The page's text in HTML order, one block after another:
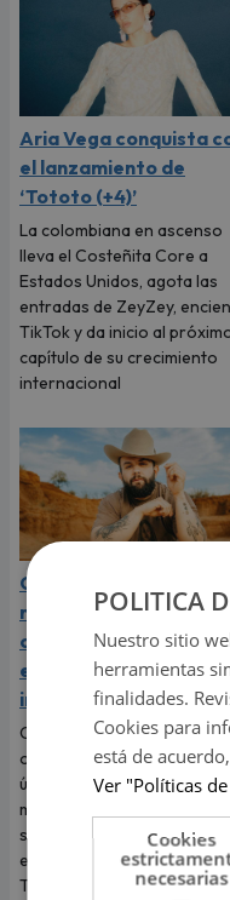
Aria Vega conquista
el lanzamiento de
‘Tototo (+4)’
La colombiana en ascenso
lleva el Costeñita Core a
Estados Unidos, agota las
entradas de ZeyZey,
TikTok y da inicio al
capítulo de su crecimiento
internacional
Carín León está en el
mejor momento de su
carrera y llega a Lima
el año de su
internacional
Carín León llega a Lima
ofrecer este 6 de agosto un
único concierto en Costa
medio del mejor momento de
su carrera y con las últimas
entradas disponibles en
Teleticket.
POLITICA
Nuestro sitio
herramientas
finalidades.
Cookies para
está de
Ver "Políticas
Cookies
necesarias